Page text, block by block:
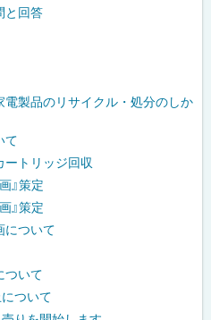
と回答
製品のリサイクル・処分のしか
て
トリッジ回収
』策定
』策定
について
ついて
ついて